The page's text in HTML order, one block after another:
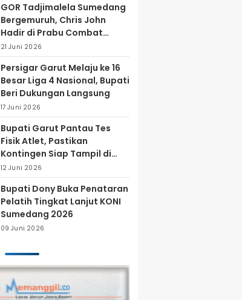
GOR Tadjimalela Sumedang
Bergemuruh, Chris John
Hadir di Prabu Combat
Series 2026
21 Juni 2026
Persigar Garut Melaju ke 16
Besar Liga 4 Nasional, Bupati
Beri Dukungan Langsung
17 Juni 2026
Bupati Garut Pantau Tes
Fisik Atlet, Pastikan
Kontingen Siap Tampil di
Porprov 2026
12 Juni 2026
Bupati Dony Buka Penataran
Pelatih Tingkat Lanjut KONI
Sumedang 2026
09 Juni 2026